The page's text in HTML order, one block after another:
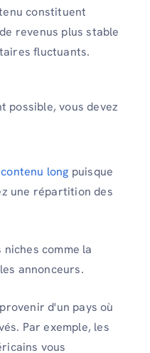
constituent
revenus plus stable
fluctuants.
possible, vous devez
long puisque
une répartition des
comme la
annonceurs.
d'un pays où
Par exemple, les
vous